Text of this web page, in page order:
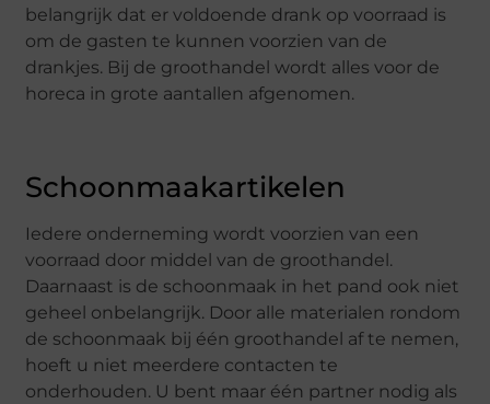
belangrijk dat er voldoende drank op voorraad is
om de gasten te kunnen voorzien van de
drankjes. Bij de groothandel wordt alles voor de
horeca in grote aantallen afgenomen.
Schoonmaakartikelen
Iedere onderneming wordt voorzien van een
voorraad door middel van de groothandel.
Daarnaast is de schoonmaak in het pand ook niet
geheel onbelangrijk. Door alle materialen rondom
de schoonmaak bij één groothandel af te nemen,
hoeft u niet meerdere contacten te
onderhouden. U bent maar één partner nodig als